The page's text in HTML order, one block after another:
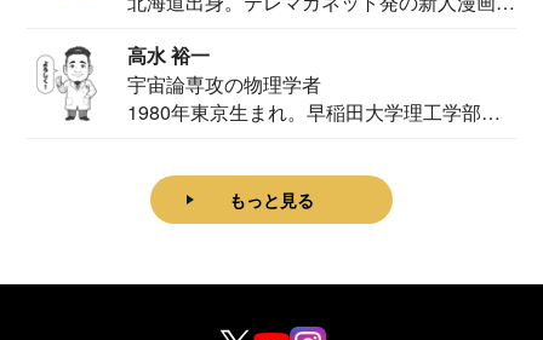
高水 裕一
宇宙論専攻の物理学者
1980年東京生まれ。早稲田大学理工学部物
もっと見る